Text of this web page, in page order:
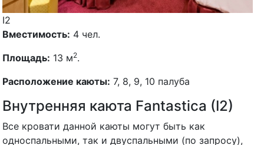
Вместимость:4 чел.
Площадь:13 м 2.
Расположение каюты:7, 8, 9, 10 палуба
Внутренняя каюта Fantastica (I2)